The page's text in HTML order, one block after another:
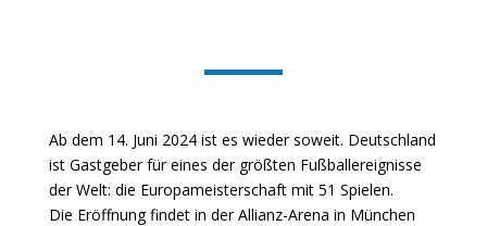
Ab dem 14. Juni 2024 ist es wieder soweit. Deutschland
ist Gastgeber für eines der größten Fußballereignisse
der Welt: die Europameisterschaft mit 51 Spielen.
Die Eröffnung findet in der Allianz-Arena in München